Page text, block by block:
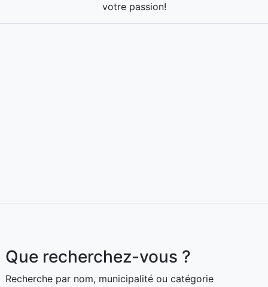
votre passion!
Que recherchez-vous ?
Recherche par nom, municipalité ou catégorie